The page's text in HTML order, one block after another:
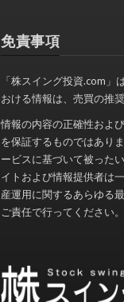
免責事項
「株スイング投資.com」
おける情報は、売買の推
情報の内容の正確性およ
を保証するものではあり
ービスに基づいて被った
イトおよび情報提供者は
産運用に関するあらゆる
ご責任で行ってください。